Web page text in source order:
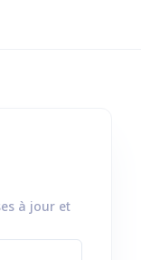
à jour et